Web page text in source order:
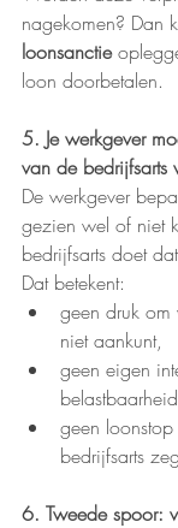
nagekomen? Dan
loonsanctie
loon doorbetalen.
5. Je werkgever
van de bedrijfsarts
De werkgever
gezien wel of niet
bedrijfsarts doet
Dat betekent:
geen druk
niet aankunt,
geen eigen
geen
bedrijfsarts
6. Tweede spoor: